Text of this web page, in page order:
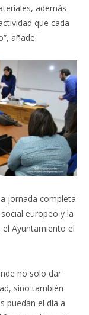
además
que cada
añade.
jornada completa
europeo y la
el Ayuntamiento el
no solo dar
sino también
puedan el día a